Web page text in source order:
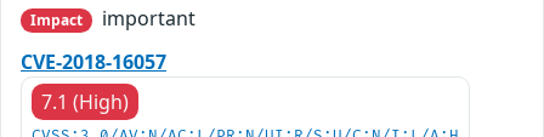
Impact
important
CVE-2018-16057
7.1 (High)